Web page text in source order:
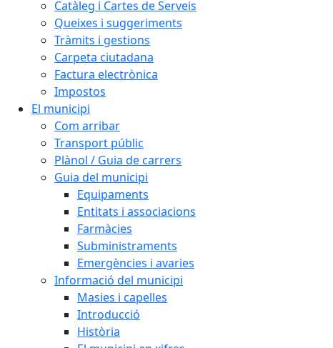
Catàleg i Cartes de Serveis
Queixes i suggeriments
Tràmits i gestions
Carpeta ciutadana
Factura electrònica
Impostos
El municipi
Com arribar
Transport públic
Plànol / Guia de carrers
Guia del municipi
Equipaments
Entitats i associacions
Farmàcies
Subministraments
Emergències i avaries
Informació del municipi
Masies i capelles
Introducció
Història